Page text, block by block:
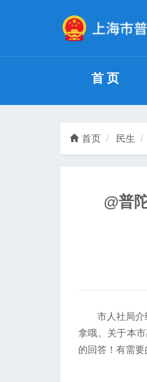
首页
首页 民生
@普
市人社局介绍
拿哦。关于本
的回答！有需